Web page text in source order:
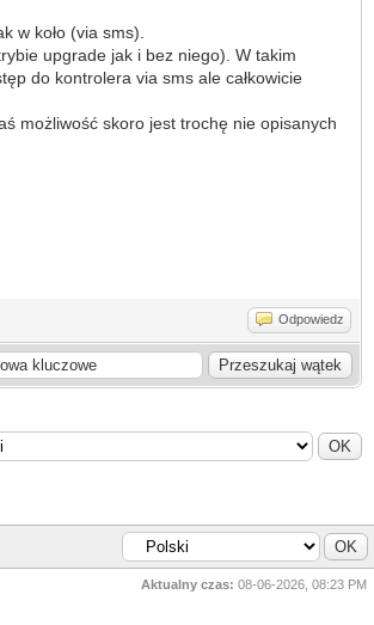
w koło (via sms).
upgrade jak i bez niego). W takim
do kontrolera via sms ale całkowicie
możliwość skoro jest trochę nie opisanych
Odpowiedz
Aktualny czas: 08-06-2026, 08:23 PM